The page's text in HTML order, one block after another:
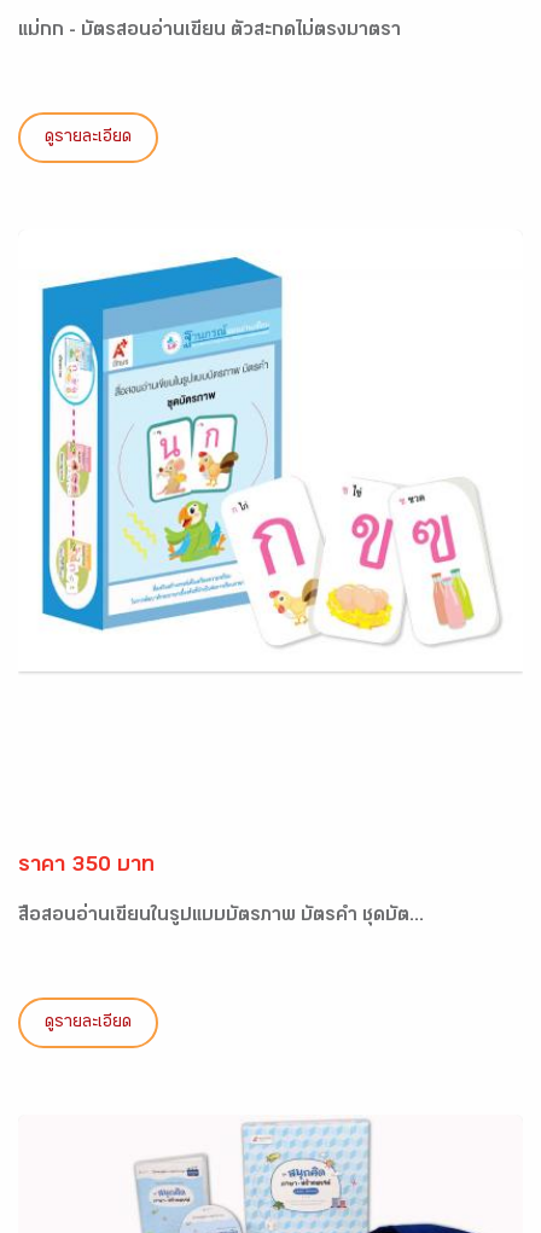
แม่กก - บัตรสอนอ่านเขียน ตัวสะกดไม่ตรงมาตรา
ดูรายละเอียด
ราคา 350 บาท
สื่อสอนอ่านเขียนในรูปแบบบัตรภาพ บัตรคำ ชุดบัต...
ดูรายละเอียด